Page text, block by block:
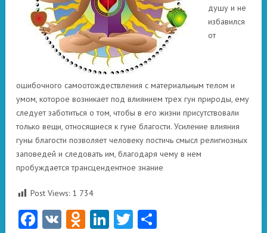
душу и не
избавился
от
ошибочного самоотождествления с материальным телом и
умом, которое возникает под влиянием трех гун природы, ему
следует заботиться о том, чтобы в его жизни присутствовали
только вещи, относящиеся к гуне благости. Усиление влияния
гуны благости позволяет человеку постичь смысл религиозных
заповедей и следовать им, благодаря чему в нем
пробуждается трансцендентное знание
Post Views: 1 734
Facebook
VK Odnoklassniki
LinkedIn
Twitter